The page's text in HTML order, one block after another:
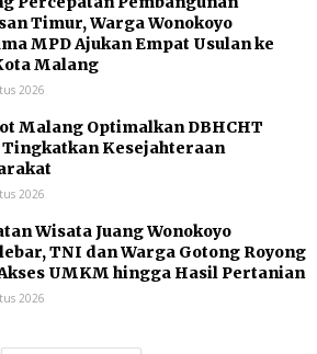
Timur, Warga Wonokoyo
MPD Ajukan Empat Usulan ke
Malang
2026
Malang Optimalkan DBHCHT
Kesejahteraan
2026
Wisata Juang Wonokoyo
TNI dan Warga Gotong Royong
UMKM hingga Hasil Pertanian
2026